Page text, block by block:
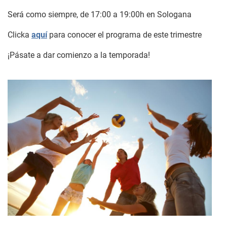
Será como siempre, de 17:00 a 19:00h en Sologana
Clicka aquípara conocer el programa de este trimestre
¡Pásate a dar comienzo a la temporada!